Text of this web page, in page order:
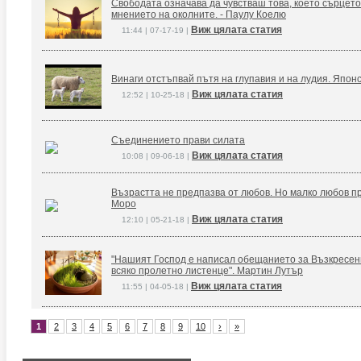
Свободата означава да чувстваш това, което
мнението на околните. - Паулу Коелю
11:44 | 07-17-19 | Виж цялата статия
Винаги отстъпвай пътя на глупавия и на лудия.
12:52 | 10-25-18 | Виж цялата статия
Съединението прави силата
10:08 | 09-06-18 | Виж цялата статия
Възрастта не предпазва от любов. Но малко любов
Моро
12:10 | 05-21-18 | Виж цялата статия
"Нашият Господ е написал обещанието за
всяко пролетно листенце". Мартин Лутър
11:55 | 04-05-18 | Виж цялата статия
1 2 3 4 5 6 7 8 9 10 › »